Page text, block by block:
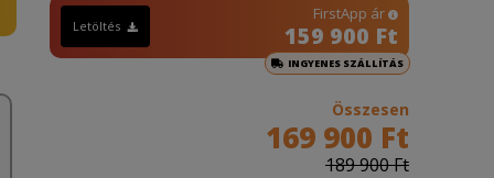
Letöltés
FirstApp ár
159 900 Ft
INGYENES SZÁLLÍTÁS
Összesen
169 900 Ft
189 900 Ft